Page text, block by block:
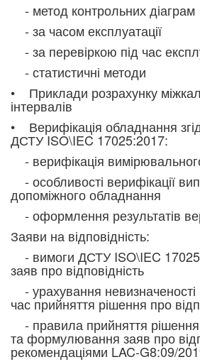
- метод контрольних діаграм
- за часом експлуатації
- за перевіркою під час
- статистичні методи
• Приклади розрахунку
інтервалів
• Верифікація обладнання
ДСТУISO\IEC 17025:2017:
- верифікація
- особливості верифікації
допоміжного обладнання
- оформлення результатів
Заяви на відповідність:
- вимоги ДСТУ ISO\IEC
заяв про відповідність
- урахування
час прийняття рішення про
- правила прийняття рішення
та формулювання заяв про
рекомендаціями LAC-G8:09/